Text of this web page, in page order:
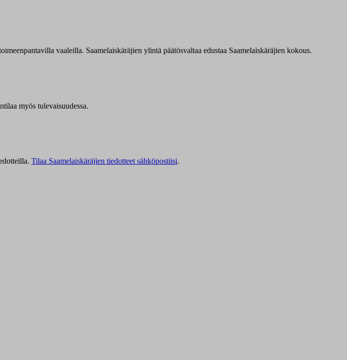
vaaleilla. Saamelaiskäräjien ylintä päätösvaltaa edustaa Saamelaiskäräjien kokous.
myös tulevaisuudessa.
Tilaa Saamelaiskäräjien tiedotteet sähköpostiisi.